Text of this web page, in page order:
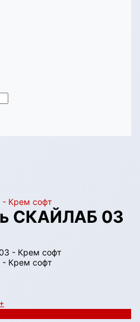
Крем софт
СКАЙЛАБ 03
Крем софт
+